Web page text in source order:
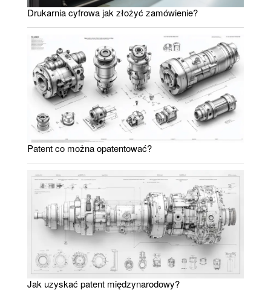
Drukarnia cyfrowa jak złożyć zamówienie?
Patent co można opatentować?
Jak uzyskać patent międzynarodowy?